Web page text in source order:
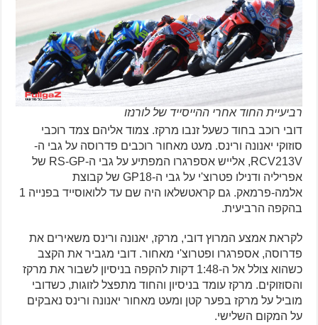
רביעיית החוד אחרי ההייסייד של לורנזו
דובי רוכב בחוד כשעל זנבו מרקז. צמוד אליהם צמד רוכבי
סוזוקי יאנונה ורינס. מעט מאחור רוכבים פדרוסה על גבי ה-
RCV213V, אלייש אספרגרו המפתיע על גבי ה-RS-GP של
אפריליה ודנילו פטרוצ'י על גבי ה-GP18 של קבוצת
אלמה-פרמאק. גם קראטשלאו היה שם עד ללואוסייד בפנייה 1
בהקפה הרביעית.
לקראת אמצע המרוץ דובי, מרקז, יאנונה ורינס משאירים את
פדרוסה, אספרגרו ופטרוצ'י מאחור. דובי מגביר את הקצב
כשהוא צולל אל ה-1:48 דקות להקפה בניסיון לשבור את מרקז
והסוזוקים. מרקז עומד בניסיון והחוד מתפצל לזוגות, כשדובי
מוביל על מרקז בפער קטן ומעט מאחור יאנונה ורינס נאבקים
על המקום השלישי.